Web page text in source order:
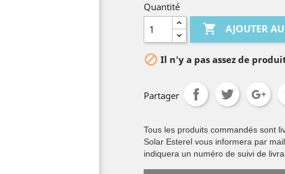
Quantité
 AJOUTER
 Il n'y a pas assez de
Partager
Tous les produits commandés sont
Solar Esterel vous informera par
indiquera un numéro de suivi de